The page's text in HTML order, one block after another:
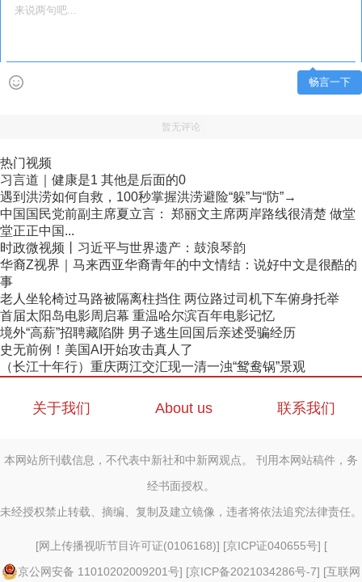
畅言一下
暂无评论
热门视频
习言道｜健康是1 其他是后面的0
遇到洪涝如何自救，100秒掌握洪涝避险“躲”与“防”→
中国国民党前副主席夏立言： 郑丽文主席两岸路线很清楚 做堂
堂正正中国...
时政微视频丨习近平与世界遗产：鼓浪琴韵
华裔Z视界｜马来西亚华裔青年的中文情结：说好中文是很酷的
事
老人坐轮椅过马路被隔离柱挡住 两位路过司机下车俯身托举
首届太阳岛电影周启幕 重温哈尔滨百年电影记忆
境外“高薪”招聘藏陷阱 男子逃生回国后亲述受骗经历
史无前例！美国AI开始攻击真人了
（长江十年行）重庆两江交汇现一清一浊“鸳鸯锅”景观
关于我们 About us 联系我们
本网站所刊载信息，不代表中新社和中新网观点。 刊用本网站稿件，务
经书面授权。
未经授权禁止转载、摘编、复制及建立镜像，违者将依法追究法律责任。
[网上传播视听节目许可证(0106168)] [京ICP证040655号] [
京公网安备 11010202009201号] [京ICP备2021034286号-7] [互联网